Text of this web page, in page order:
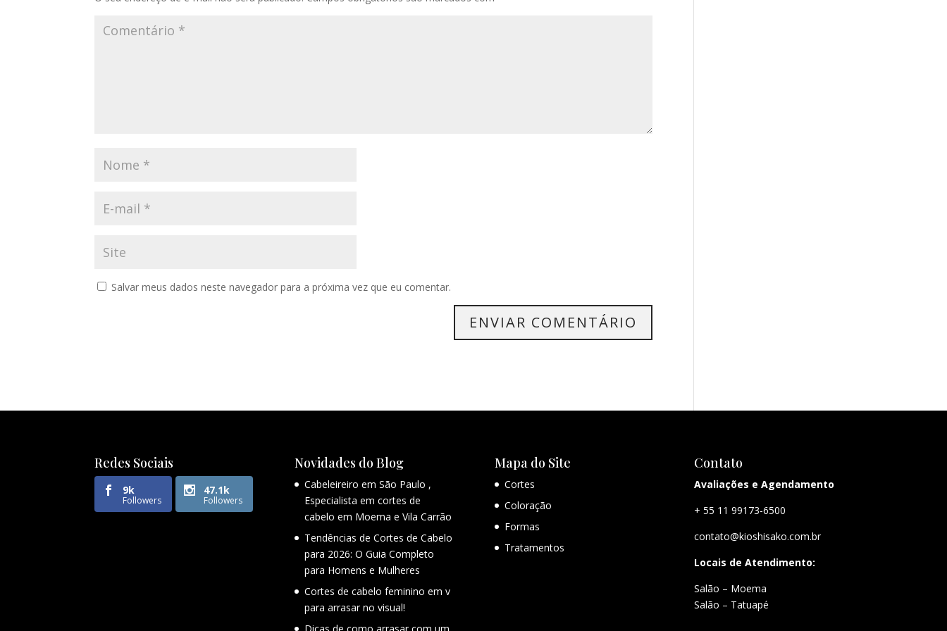
Salvar meus dados neste navegador para a próxima vez que eu comentar.
Redes Sociais
9k
Followers
47.1k
Followers
Novidades do Blog
Cabeleireiro em São Paulo ,
Especialista em cortes de
cabelo em Moema e Vila Carrão
Tendências de Cortes de Cabelo
para 2026: O Guia Completo
para Homens e Mulheres
Cortes de cabelo feminino em v
para arrasar no visual!
Dicas de como arrasar com um
Mapa do Site
Cortes
Coloração
Formas
Tratamentos
Contato
Avaliações e Agendamento
+ 55 11 99173-6500
contato@kioshisako.com.br
Locais de Atendimento:
Salão – Moema
Salão – Tatuapé